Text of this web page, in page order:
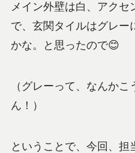
メイン外壁は白、アクセ
で、玄関タイルはグレー
かな。と思ったので😊
（グレーって、なんか
ん！）
ということで、今回、